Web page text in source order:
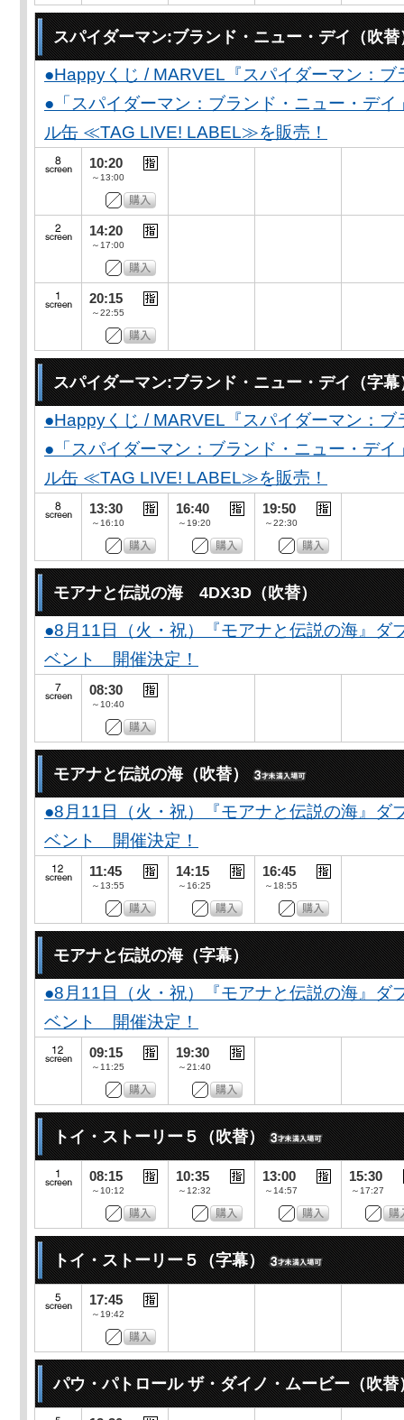
スパイダーマン:ブランド・ニュー・デイ（吹替
●Happyくじ / MARVEL『スパイダーマン：
●「スパイダーマン：ブランド・ニュー・デ
ル缶 ≪TAG LIVE! LABEL≫を販売！
10:20
～13:00
14:20
～17:00
20:15
～22:55
スパイダーマン:ブランド・ニュー・デイ（字幕
●Happyくじ / MARVEL『スパイダーマン：
●「スパイダーマン：ブランド・ニュー・デ
ル缶 ≪TAG LIVE! LABEL≫を販売！
13:30
～16:10
16:40
～19:20
19:50
～22:30
モアナと伝説の海 4DX3D（吹替）
●8月11日（火・祝）『モアナと伝説の海』ダ
ベント 開催決定！
08:30
～10:40
モアナと伝説の海（吹替）
●8月11日（火・祝）『モアナと伝説の海』ダ
ベント 開催決定！
11:45
～13:55
14:15
～16:25
16:45
～18:55
モアナと伝説の海（字幕）
●8月11日（火・祝）『モアナと伝説の海』ダ
ベント 開催決定！
09:15
～11:25
19:30
～21:40
トイ・ストーリー５（吹替）
08:15
～10:12
10:35
～12:32
13:00
～14:57
15:30
～17:27
トイ・ストーリー５（字幕）
17:45
～19:42
パウ・パトロール ザ・ダイノ・ムービー（吹替